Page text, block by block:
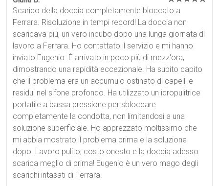
Scarico della doccia completamente bloccato a
Ferrara. Risoluzione in tempi record! La doccia non
scaricava più, un vero incubo dopo una lunga giornata di
lavoro a Ferrara. Ho contattato il servizio e mi hanno
inviato Eugenio. È arrivato in poco più di mezz'ora,
dimostrando una rapidità eccezionale. Ha subito capito
che il problema era un accumulo ostinato di capelli e
residui nel sifone profondo. Ha utilizzato un idropulitrice
portatile a bassa pressione per sbloccare
completamente la condotta, non limitandosi a una
soluzione superficiale. Ho apprezzato moltissimo che
mi abbia mostrato il problema prima e la soluzione
dopo. Lavoro pulito, costo onesto e la doccia adesso
scarica meglio di prima! Eugenio è un vero mago degli
scarichi intasati di Ferrara.